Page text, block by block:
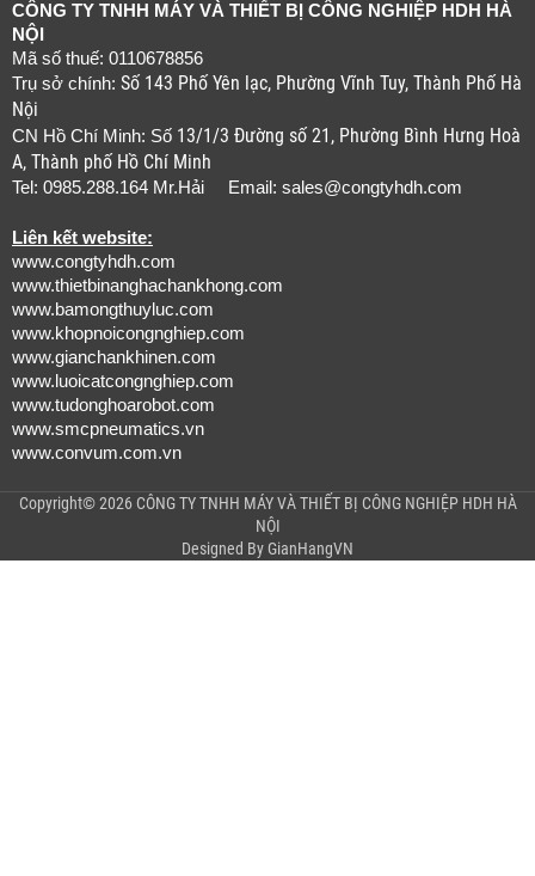
CÔNG TY TNHH MÁY VÀ THIẾT BỊ CÔNG NGHIỆP HDH HÀ
NỘI
Mã số thuế: 0110678856
Trụ sở chính: Số 143 Phố Yên lạc, Phường Vĩnh Tuy, Thành Phố Hà
Nội
CN Hồ Chí Minh: Số 13/1/3 Đường số 21, Phường Bình Hưng Hoà
A, Thành phố Hồ Chí Minh
Tel: 0985.288.164 Mr.Hải Email: sales@congtyhdh.com
Liên kết website:
www.congtyhdh.com
www.thietbinanghachankhong.com
www.bamongthuyluc.com
www.khopnoicongnghiep.com
www.gianchankhinen.com
www.luoicatcongnghiep.com
www.tudonghoarobot.com
www.smcpneumatics.vn
www.convum.com.vn
Copyright© 2026 CÔNG TY TNHH MÁY VÀ THIẾT BỊ CÔNG NGHIỆP HDH HÀ
NỘI
Designed By GianHangVN